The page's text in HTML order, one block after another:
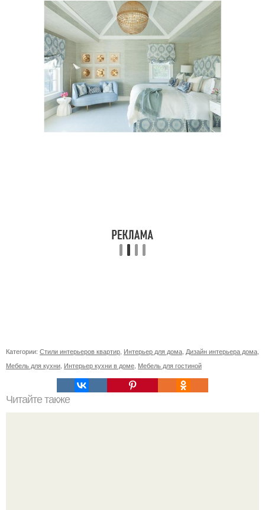
Категории: Стили интерьеров квартир Интерьер для дома Дизайн интерьера дома
Мебель для кухни Интерьер кухни в доме Мебель для гостиной
Читайте также